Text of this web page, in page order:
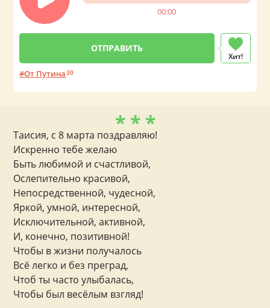
00:00
Хит!
От Путина30
* * *
Таисия, с 8 марта поздравляю!
Искренно тебе желаю
Быть любимой и счастливой,
Ослепительно красивой,
Непосредственной, чудесной,
Яркой, умной, интересной,
Исключительной, активной,
И, конечно, позитивной!
Чтобы в жизни получалось
Всё легко и без преград,
Чтоб ты часто улыбалась,
Чтобы был весёлым взгляд!